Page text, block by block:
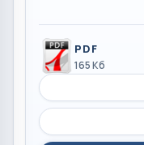
PDF
165 Кб